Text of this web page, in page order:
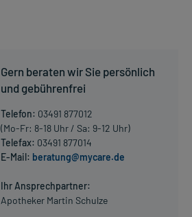
Gern beraten wir Sie persönlich
und gebührenfrei
Telefon: 03491 877012
(Mo-Fr: 8-18 Uhr / Sa: 9-12 Uhr)
Telefax: 03491 877014
E-Mail: beratung@mycare.de
Ihr Ansprechpartner:
Apotheker Martin Schulze